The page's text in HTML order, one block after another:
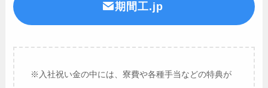
期間工.jp
※入社祝い金の中には、寮費や各種手当などの特典が